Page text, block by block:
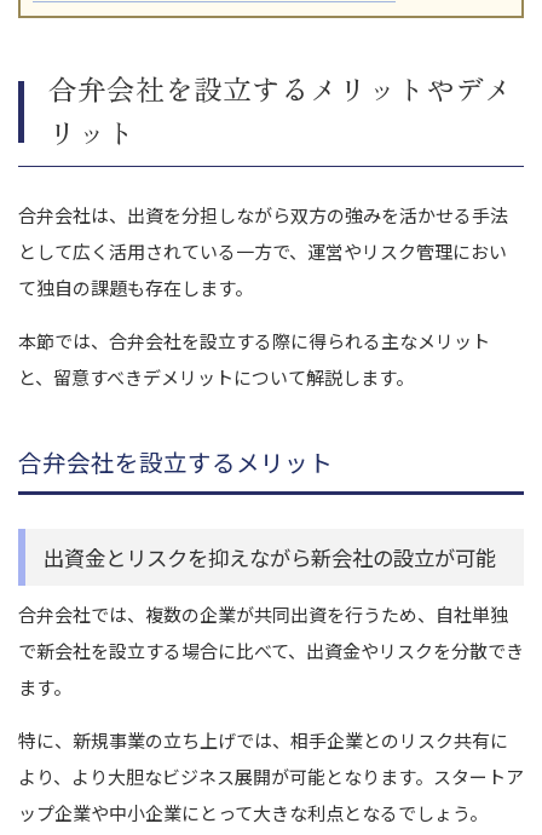
合弁会社を設立するメリットやデメ
リット
合弁会社は、出資を分担しながら双方の強みを活かせる手法
として広く活用されている一方で、運営やリスク管理におい
て独自の課題も存在します。
本節では、合弁会社を設立する際に得られる主なメリット
と、留意すべきデメリットについて解説します。
合弁会社を設立するメリット
出資金とリスクを抑えながら新会社の設立が可能
合弁会社では、複数の企業が共同出資を行うため、自社単独
で新会社を設立する場合に比べて、出資金やリスクを分散でき
ます。
特に、新規事業の立ち上げでは、相手企業とのリスク共有に
より、より大胆なビジネス展開が可能となります。スタートア
ップ企業や中小企業にとって大きな利点となるでしょう。